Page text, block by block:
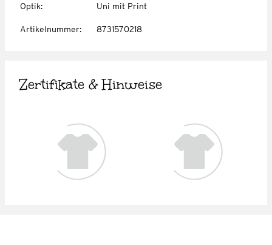
Optik: Uni mit Print
Artikelnummer: 8731570218
Zertifikate & Hinweise